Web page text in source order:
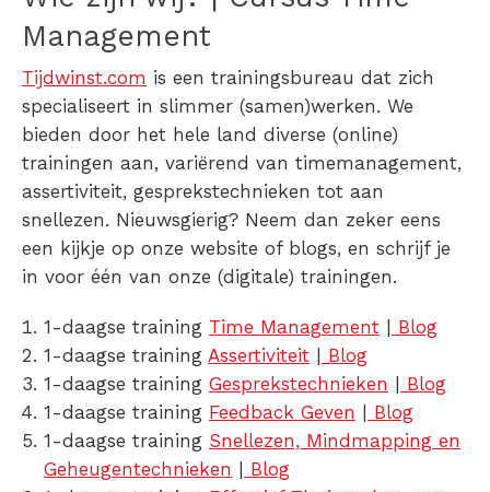
Management
Tijdwinst.com is een trainingsbureau dat zich
specialiseert in slimmer (samen)werken. We
bieden door het hele land diverse (online)
trainingen aan, variërend van timemanagement,
assertiviteit, gesprekstechnieken tot aan
snellezen. Nieuwsgierig? Neem dan zeker eens
een kijkje op onze website of blogs, en schrijf je
in voor één van onze (digitale) trainingen.
1-daagse training Time Management
Blog
1-daagse training Assertiviteit
Blog
1-daagse training Gesprekstechnieken
Blog
1-daagse training Feedback Geven
Blog
1-daagse training Snellezen, Mindmapping en
Geheugentechnieken
Blog